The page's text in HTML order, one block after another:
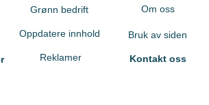
Grønn bedrift
Oppdatere innhold
Reklamer
Om oss
Bruk av siden
Kontakt oss